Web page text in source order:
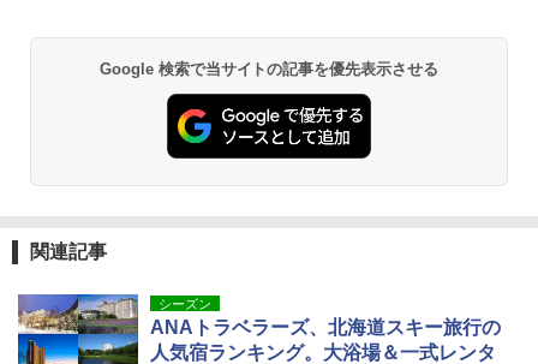
Google 検索で当サイトの記事を優先表示させる
関連記事
シーズン
ANAトラベラーズ、北海道スキー旅行の
人気宿ランキング。大浴場＆一式レンタ